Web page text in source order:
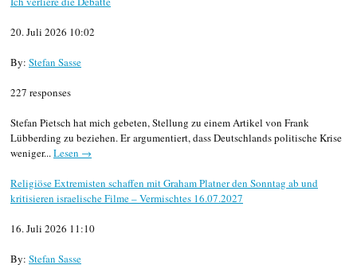
20. Juli 2026 10:02
By: Stefan Sasse
227 responses
Stefan Pietsch hat mich gebeten, Stellung zu einem Artikel von Frank
Lübberding zu beziehen. Er argumentiert, dass Deutschlands politische Krise
weniger... Lesen →
Religiöse Extremisten schaffen mit Graham Platner den Sonntag ab und
kritisieren israelische Filme – Vermischtes 16.07.2027
16. Juli 2026 11:10
By: Stefan Sasse